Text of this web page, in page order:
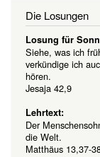
Die Losungen
Losung für
Siehe, was ich
verkündige ich
hören.
Jesaja 42,9
Lehrtext:
Der
die Welt.
Matthäus 13,37-